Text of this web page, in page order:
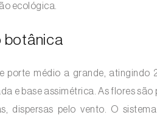
ecológica.
botânica
porte médio a grande, atingindo
e base assimétrica. As flores
dispersas pelo vento. O